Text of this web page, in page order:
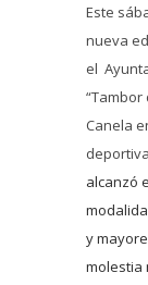
Este
nueva
el
“Tambor
Canela
alcanzó
y
molestia